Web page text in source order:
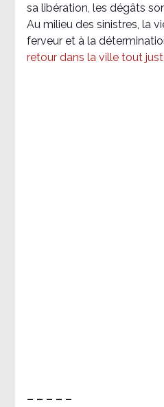
sa libération, les dégâts
Au milieu des sinistres, la
ferveur et à la
retour dans la ville tout
– – – – –